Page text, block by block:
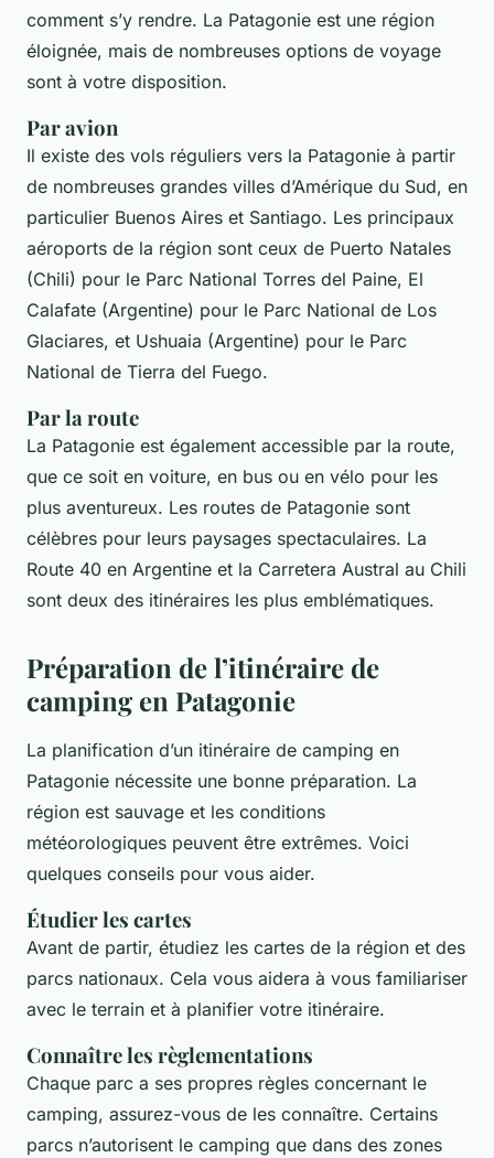
comment s’y rendre. La Patagonie est une région
éloignée, mais de nombreuses options de voyage
sont à votre disposition.
Par avion
Il existe des vols réguliers vers la Patagonie à partir
de nombreuses grandes villes d’Amérique du Sud, en
particulier Buenos Aires et Santiago. Les principaux
aéroports de la région sont ceux de Puerto Natales
(Chili) pour le Parc National Torres del Paine, El
Calafate (Argentine) pour le Parc National de Los
Glaciares, et Ushuaia (Argentine) pour le Parc
National de Tierra del Fuego.
Par la route
La Patagonie est également accessible par la route,
que ce soit en voiture, en bus ou en vélo pour les
plus aventureux. Les routes de Patagonie sont
célèbres pour leurs paysages spectaculaires. La
Route 40 en Argentine et la Carretera Austral au Chili
sont deux des itinéraires les plus emblématiques.
Préparation de l’itinéraire de
camping en Patagonie
La planification d’un itinéraire de camping en
Patagonie nécessite une bonne préparation. La
région est sauvage et les conditions
météorologiques peuvent être extrêmes. Voici
quelques conseils pour vous aider.
Étudier les cartes
Avant de partir, étudiez les cartes de la région et des
parcs nationaux. Cela vous aidera à vous familiariser
avec le terrain et à planifier votre itinéraire.
Connaître les règlementations
Chaque parc a ses propres règles concernant le
camping, assurez-vous de les connaître. Certains
parcs n’autorisent le camping que dans des zones